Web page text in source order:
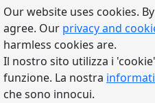
Our website uses cookies.
agree. Our privacy and
harmless cookies are.
Il nostro sito utilizza i
funzione. La nostra
che sono innocui.